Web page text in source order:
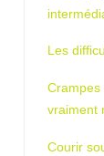
Les
Crampes
vraiment
Courir